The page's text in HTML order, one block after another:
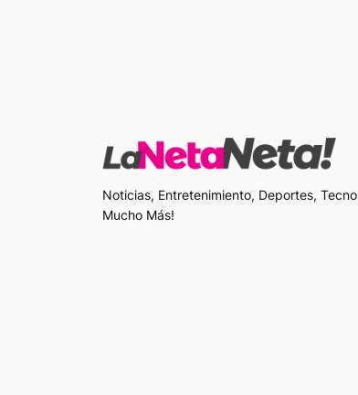
Noticias, Entretenimiento, Deportes,
Mucho Más!